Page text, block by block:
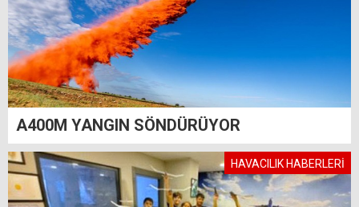
A400M YANGIN SÖNDÜRÜYOR
HAVACILIK HABERLERİ